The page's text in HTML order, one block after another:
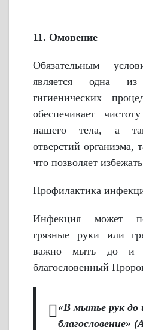
11. Омовение
Обязательным
является одна
гигиенических
обеспечивает
нашего тела, а
отверстий организма,
что позволяет
Профилактика
Инфекция может
грязные руки или
важно мыть до и
благословенный
«В мытье рук до
благословение»